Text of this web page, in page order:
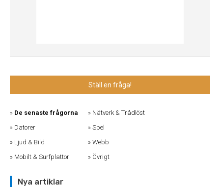
Ställ en fråga!
De senaste frågorna
Datorer
Ljud & Bild
Mobilt & Surfplattor
Nätverk & Trådlöst
Spel
Webb
Övrigt
Nya artiklar